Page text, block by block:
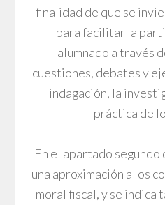
finalidad de que se
para facilitar la
alumnado a través
cuestiones, debates y
indagación, la
práctica de
En el apartado
una aproximación a los
moral fiscal, y se indica